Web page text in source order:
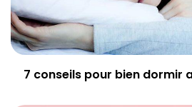
7 conseils pour bien dormir